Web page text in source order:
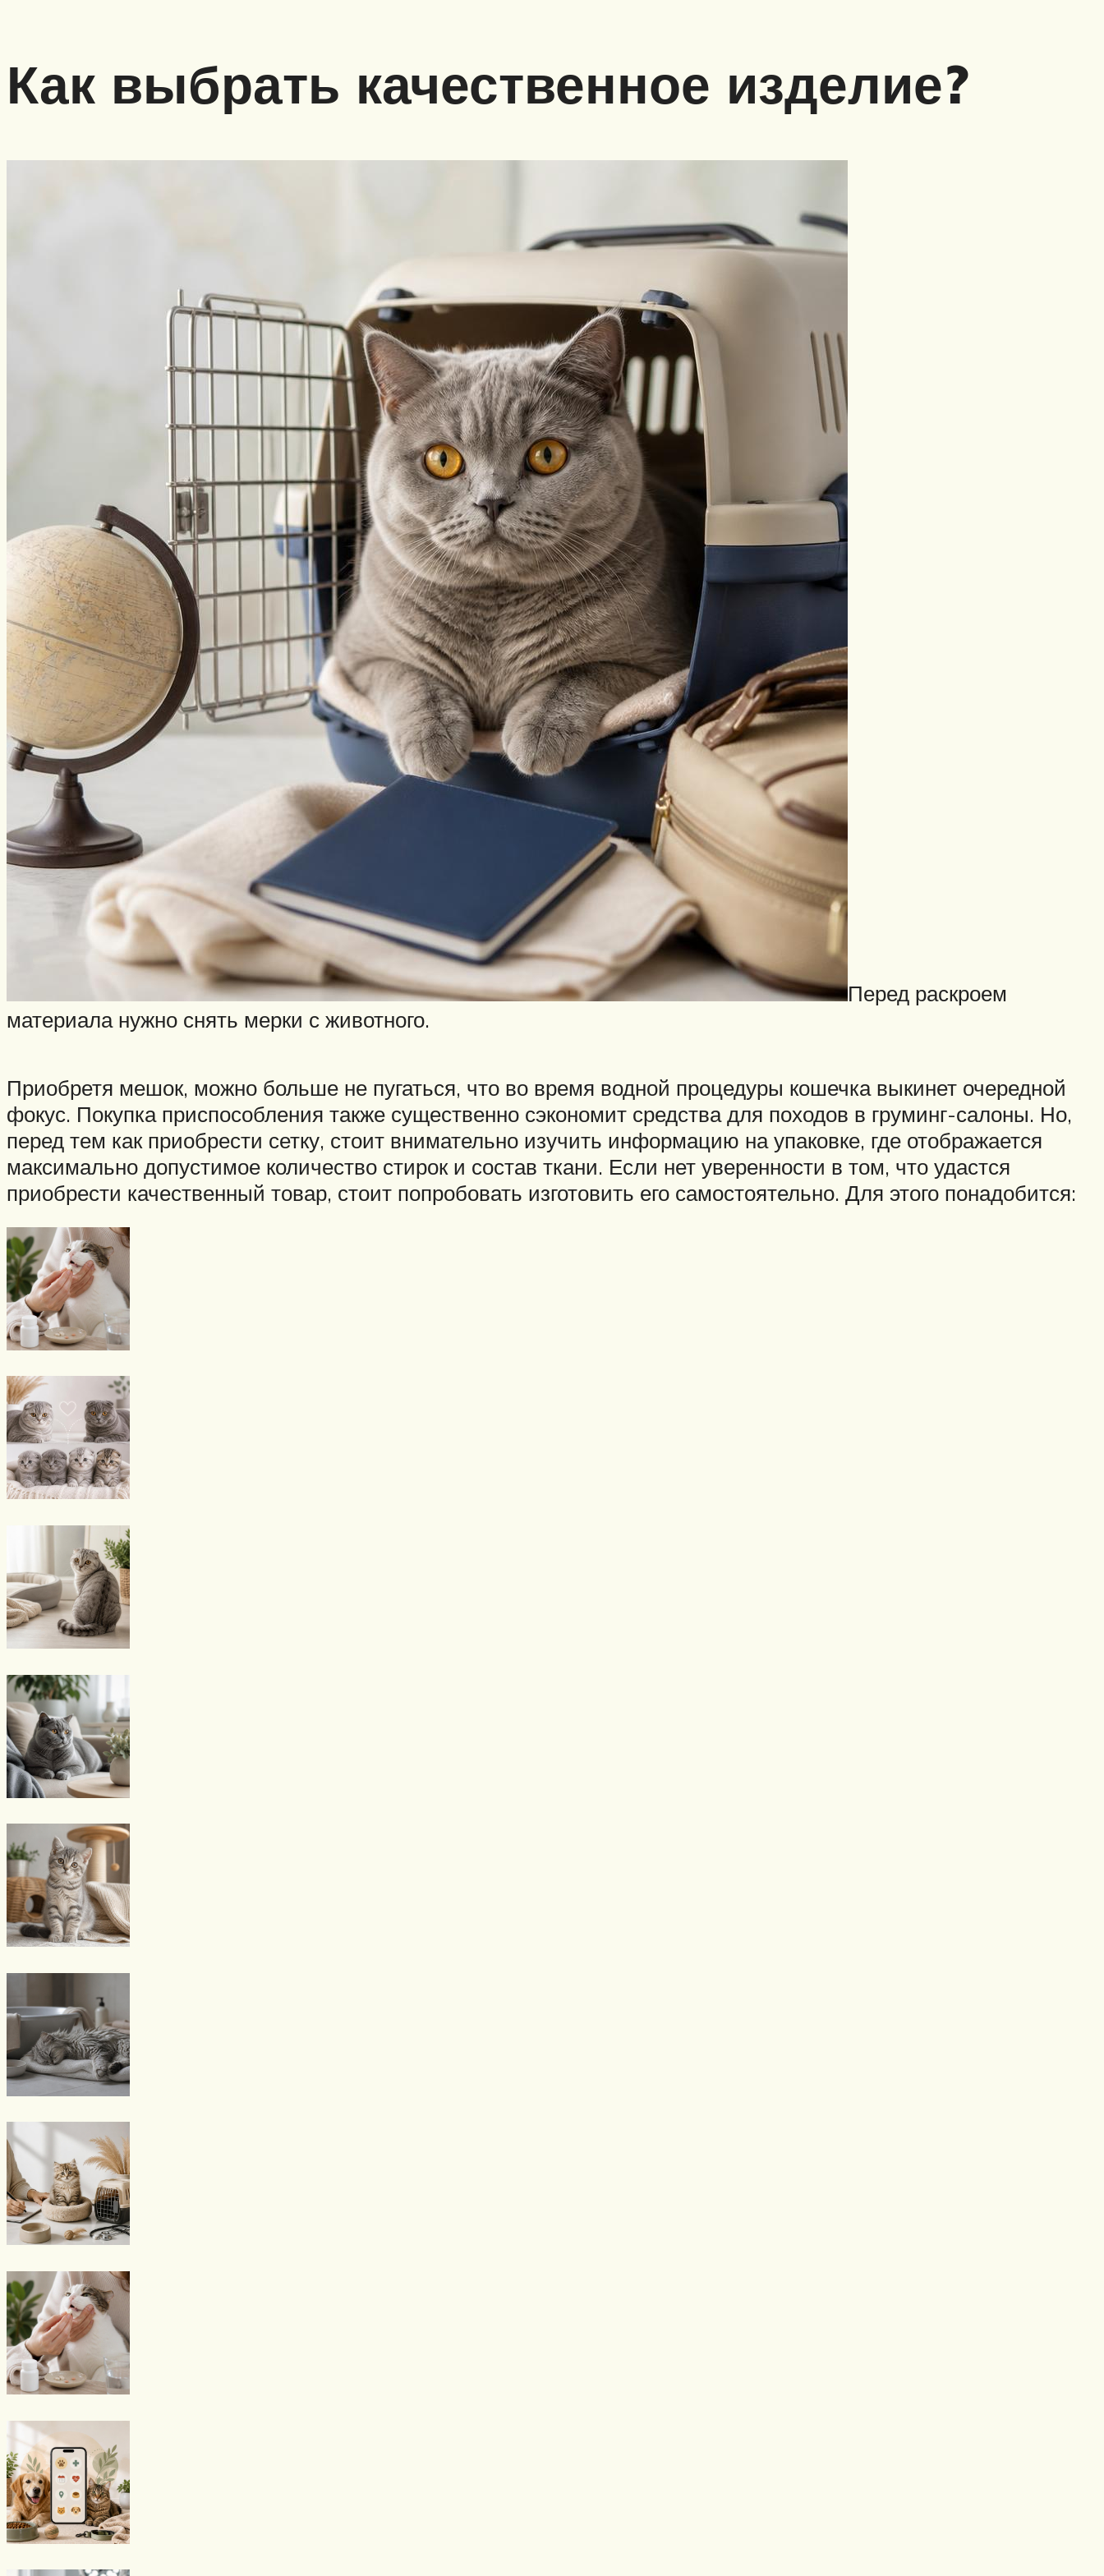
Как выбрать качественное изделие?
Перед раскроем
материала нужно снять мерки с животного.
Приобретя мешок, можно больше не пугаться, что во время водной процедуры кошечка выкинет очередной
фокус. Покупка приспособления также существенно сэкономит средства для походов в груминг-салоны. Но,
перед тем как приобрести сетку, стоит внимательно изучить информацию на упаковке, где отображается
максимально допустимое количество стирок и состав ткани. Если нет уверенности в том, что удастся
приобрести качественный товар, стоит попробовать изготовить его самостоятельно. Для этого понадобится: